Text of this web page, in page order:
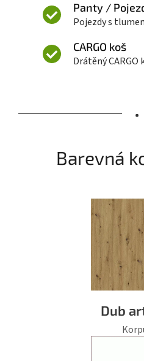
Panty /
Pojezdy s
CARGO koš
Drátěný CARGO
•
Barevná
Dub